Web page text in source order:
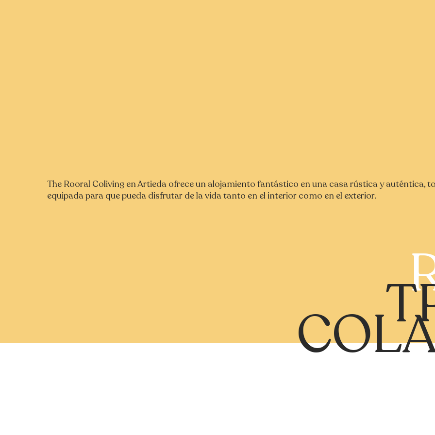
The Rooral Coliving en Artieda ofrece un alojamiento fantástico en una casa rústica y auténtica,
equipada para que pueda disfrutar de la vida tanto en el interior como en el exterior.